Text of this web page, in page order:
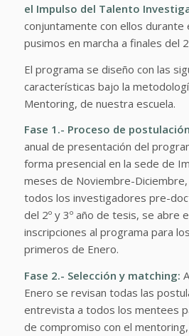
el Impulso del Talento
conjuntamente con ellos
pusimos en marcha a finales del
El programa se diseño con las
características bajo la
Mentoring, de nuestra escuela.
Fase 1.- Proceso de
anual de presentación del
forma presencial en la sede de
meses de Noviembre-
todos los investigadores pre-
del 2º y 3º año de tesis, se abre
inscripciones al programa para
primeros de Enero.
Fase 2.- Selección y matching:
Enero se revisan todas las
entrevista a todos los mentees
de compromiso con el